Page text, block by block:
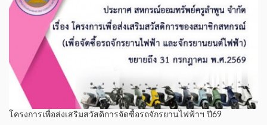
โครงการเพื่อส่งเสริมสวัสดิการจัดซื้อรถจักรยานไฟฟ้าฯ ปี69